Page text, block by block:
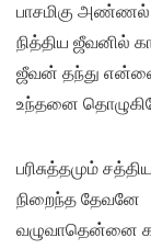
பாசமிகு அண்ணல்
நித்திய ஜீவனில்
ஜீவன் தந்து
உந்தனை
பரிசுத்தமும்
நிறைந்த தேவனே
வழுவாதென்னை